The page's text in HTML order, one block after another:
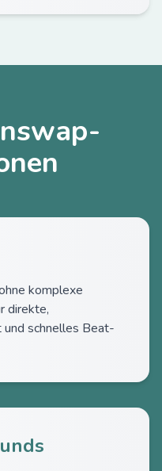
komplexe
direkte,
schnelles Beat-